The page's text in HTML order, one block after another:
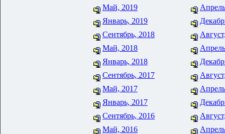
Май, 2019
Январь, 2019
Сентябрь, 2018
Май, 2018
Январь, 2018
Сентябрь, 2017
Май, 2017
Январь, 2017
Сентябрь, 2016
Май, 2016